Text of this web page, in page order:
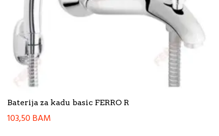
Baterija za kadu basic FERRO R
103,50BAM